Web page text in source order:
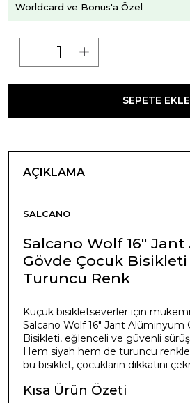
Worldcard ve Bonus'a Özel
SEPETE EKLE
AÇIKLAMA
SALCANO
Salcano Wolf 16"
Gövde Çocuk Bisikleti
Turuncu Renk
Küçük bisikletseverler için
Salcano Wolf 16" Jant Alüminyum
Bisikleti, eğlenceli ve güvenli
Hem siyah hem de turuncu
bu bisiklet, çocukların dikkatini
Kısa Ürün Özeti